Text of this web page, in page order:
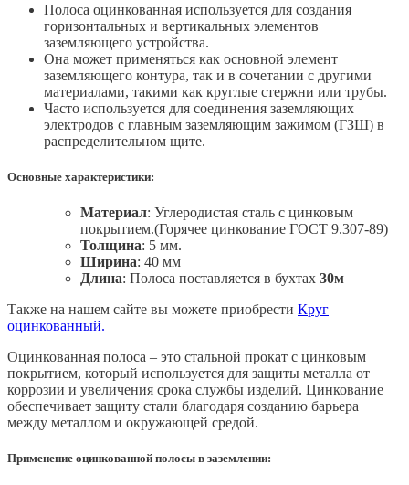
Полоса оцинкованная используется для создания
горизонтальных и вертикальных элементов
заземляющего устройства.
Она может применяться как основной элемент
заземляющего контура, так и в сочетании с другими
материалами, такими как круглые стержни или трубы.
Часто используется для соединения заземляющих
электродов с главным заземляющим зажимом (ГЗШ) в
распределительном щите.
Основные характеристики:
Материал: Углеродистая сталь с цинковым
покрытием.(Горячее цинкование ГОСТ 9.307-89)
Толщина: 5 мм.
Ширина: 40 мм
Длина: Полоса поставляется в бухтах 30м
Также на нашем сайте вы можете приобрести Круг
оцинкованный.
Оцинкованная полоса – это стальной прокат с цинковым
покрытием, который используется для защиты металла от
коррозии и увеличения срока службы изделий. Цинкование
обеспечивает защиту стали благодаря созданию барьера
между металлом и окружающей средой.
Применение оцинкованной полосы в заземлении: